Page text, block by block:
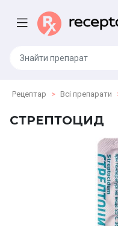
Рецептар Всі препарати
СТРЕПТОЦИД